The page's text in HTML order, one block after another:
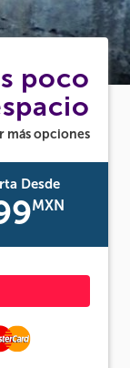
poco
más opciones
Desde
MXN